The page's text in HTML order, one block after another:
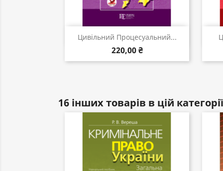
Цивільний Процесуальний...
220,00 ₴
Швидкий перегляд
16 інших товарів в цій